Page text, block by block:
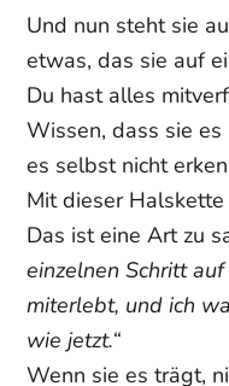
Übrige Welt: 5–25
und können aufgrund
Liefertermine können
Wenn Sie weitere
support@ziella.co –
schnell wie möglich
Und nun steht sie
etwas, das sie auf
Du hast alles
Wissen, dass sie
es selbst nicht
Mit dieser
Das ist eine Art zu
einzelnen Schritt
miterlebt, und ich
wie jetzt.“
Wenn sie es trägt,